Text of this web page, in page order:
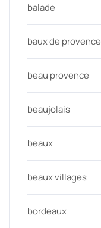
balade
baux de provence
beau provence
beaujolais
beaux
beaux villages
bordeaux